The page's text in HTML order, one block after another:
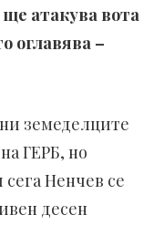
атакува вота
оглавява –
земеделците
ГЕРБ, но
Ненчев се
десен